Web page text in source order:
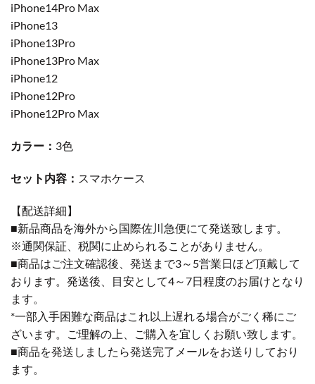
iPhone14Pro Max
iPhone13
iPhone13Pro
iPhone13Pro Max
iPhone12
iPhone12Pro
iPhone12Pro Max
カラー： 3色
セット内容： スマホケース
【配送詳細】
■新品商品を海外から国際佐川急便にて発送致します。
※通関保証、税関に止められることがありません。
■商品はご注文確認後、発送まで3～5営業日ほど頂戴して
おります。発送後、目安として4～7日程度のお届けとなり
ます。
*一部入手困難な商品はこれ以上遅れる場合がごく稀にご
ざいます。ご理解の上、ご購入を宜しくお願い致します。
■商品を発送しましたら発送完了メールをお送りしており
ます。